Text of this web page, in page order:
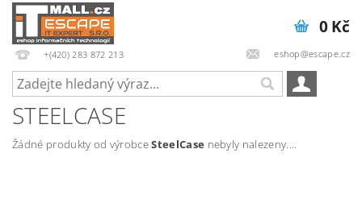
+(420) 283 872 213 eshop@escape.cz
0 Kč
STEELCASE
Žádné produkty od výrobceSteelCase nebyly nalezeny....